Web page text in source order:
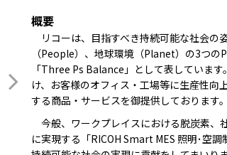
概要
リコーは、目指すべき持続可能な社会
（People）、地球環境（Planet）の3つの
「Three Ps Balance」として表していま
け、お客様のオフィス・工場等に生産性向
する商品・​サービスを御提供しております。
今般、ワークプレイスにおける脱炭素、
に実現する「RICOH Smart MES 照明･空調